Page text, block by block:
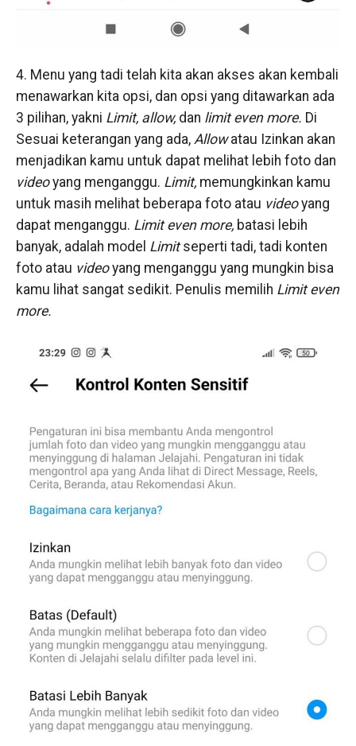
4. Menu yang tadi telah kita akan akses akan kembali
menawarkan kita opsi, dan opsi yang ditawarkan ada
3 pilihan, yakni Limit, allow, dan limit even more. Di
Sesuai keterangan yang ada, Allowatau Izinkan akan
menjadikan kamu untuk dapat melihat lebih foto dan
videoyang menganggu. Limit, memungkinkan kamu
untuk masih melihat beberapa foto atau videoyang
dapat menganggu. Limit even more, batasi lebih
banyak, adalah model Limitseperti tadi, tadi konten
foto atau videoyang menganggu yang mungkin bisa
kamu lihat sangat sedikit. Penulis memilih Limit even
more.